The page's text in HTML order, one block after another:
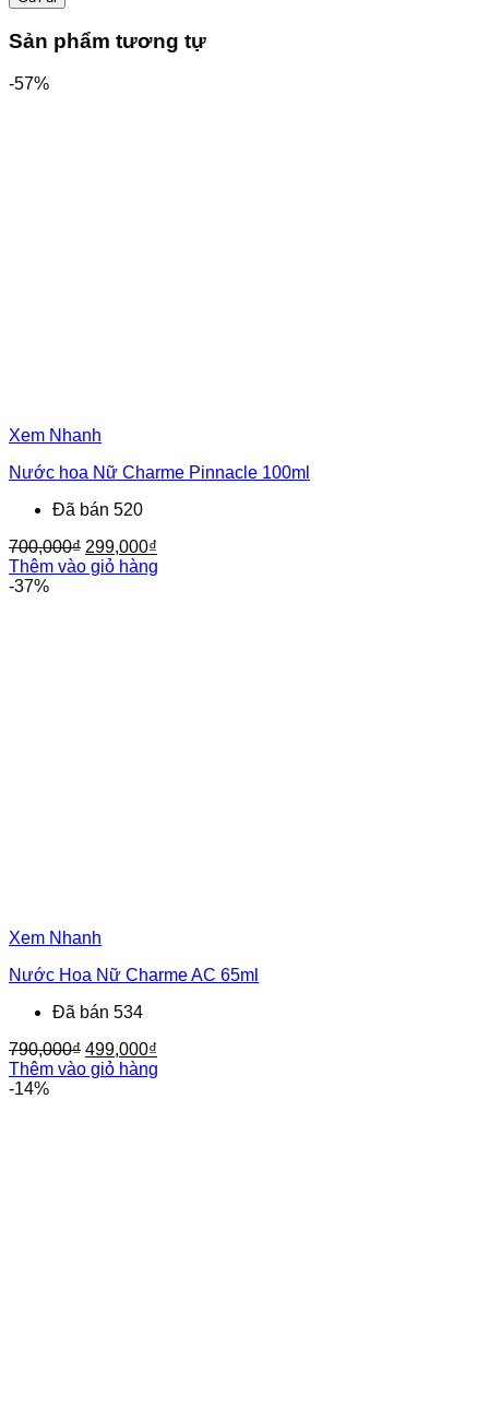
Sản phẩm tương tự
-57%
Xem Nhanh
Nước hoa Nữ Charme Pinnacle 100ml
Đã bán 520
700,000₫ Giá
gốc
299,000₫
hiện
Thêm vào giỏ hàng
-37%
Xem Nhanh
Nước Hoa Nữ Charme AC 65ml
Đã bán 534
790,000₫ Giá
gốc
499,000₫
hiện
Thêm vào giỏ hàng
-14%